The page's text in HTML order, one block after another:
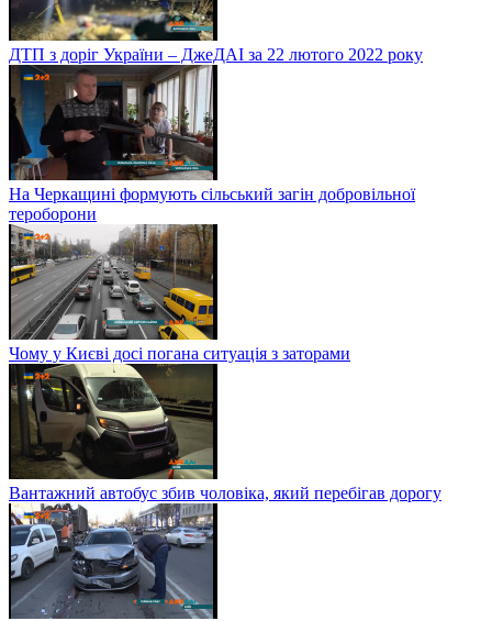
ДТП з доріг України – ДжеДАІ за 22 лютого 2022 року
На Черкащині формують сільський загін добровільної
тероборони
Чому у Києві досі погана ситуація з заторами
Вантажний автобус збив чоловіка, який перебігав дорогу